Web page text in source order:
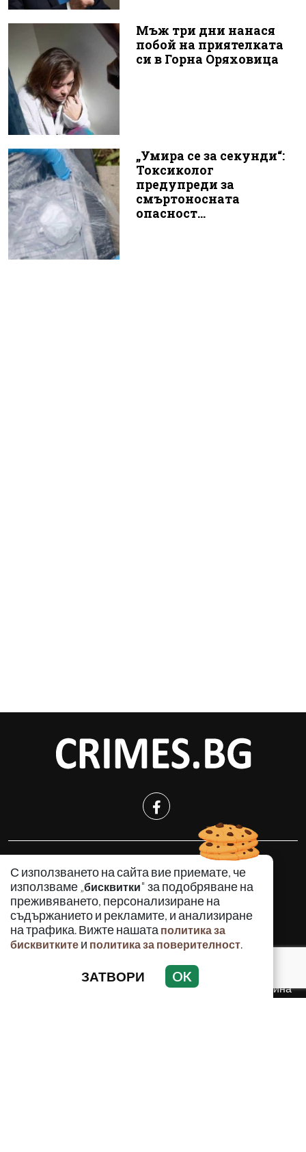
Мъж три дни нанася
побой на приятелката
си в Горна Оряховица
„Умира се за секунди“:
Токсиколог
предупреди за
смъртоносната
опасност...
С използването на сайта вие приемате, че
използваме „бисквитки" за подобряване на
преживяването, персонализиране на
съдържанието и рекламите, и анализиране
на трафика. Вижте нашата политика за
бисквитките и политика за поверителност.
ЗАТВОРИ OK
КРИМИНАЛНО
ИНЦИДЕНТИ
АНАЛИЗИ
ПО СВЕТА
ВОДЕЩИ ТЕМИ
Използването и публикуването на част или цялото
съдържание на Crimes.BG без разрешение на Медийна